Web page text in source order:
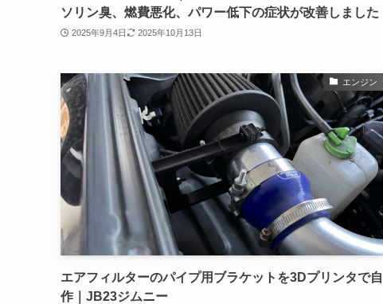
ソリン臭、燃費悪化、パワー低下の症状が改善しました
2025年9月4日 2025年10月13日
エンジン
エアフィルターのパイプ用ブラケットを3Dプリンタで自
作｜JB23ジムニー